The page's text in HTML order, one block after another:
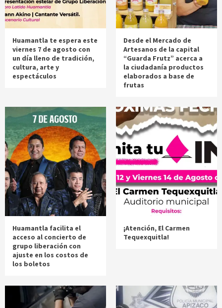
Huamantla te espera este
viernes 7 de agosto con
un día lleno de tradición,
cultura, arte y
espectáculos
Desde el Mercado de
Artesanos de la capital
“Guarda Frutz” acerca a
la ciudadanía productos
elaborados a base de
frutas
Huamantla facilita el
acceso al concierto de
grupo liberación con
ajuste en los costos de
los boletos
¡Atención, El Carmen
Tequexquitla!